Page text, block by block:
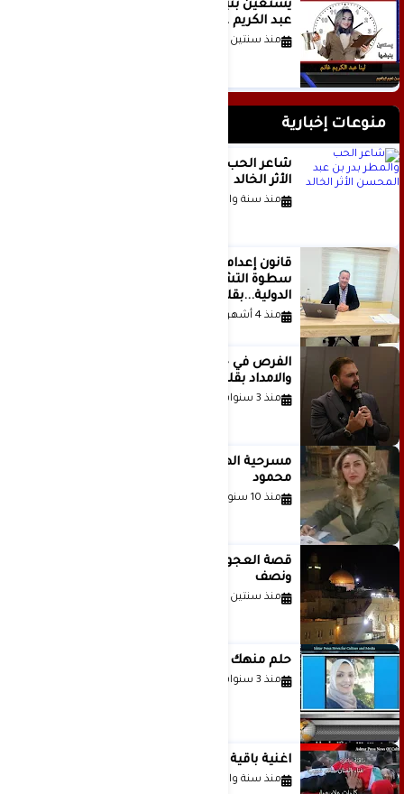
عبد الكريم غانم
منذ سنتين
منوعات إخبارية
الأثر الخالد
منذ سنة واحدة
قانون إعدام الأسرى الفلسطينيين: بين
سطوة التشريع وانهيار منظومة العدالة
الدولية...بقلم الدكتور وسيم وني
منذ 4 أشهر
والامداد بقلم د. عبادة دعدوش
منذ 3 سنوات
مسرحية الهمزة للمبدعة الاستاذة غادة
محمود
منذ 10 سنوات
قصة العجول الحمراء والانتظار عاما
ونصف
منذ سنتين
حلم منهك للشاعرة رانيا فخري موسى
منذ 3 سنوات
اغنية باقية ياغزة غناء الفنان حاتم نجيب
منذ سنة واحدة